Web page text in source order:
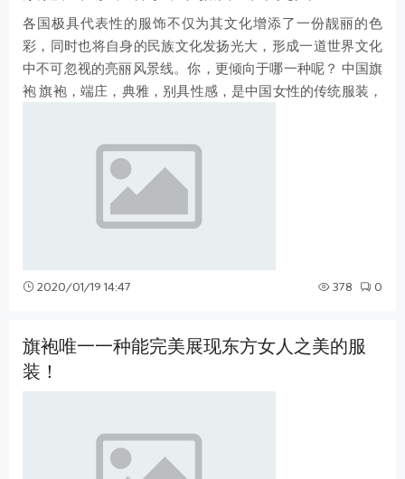
各国极具代表性的服饰不仅为其文化增添了一份靓丽的色
彩，同时也将自身的民族文化发扬光大，形成一道世界文化
中不可忽视的亮丽风景线。你，更倾向于哪一种呢？ 中国旗
袍 旗袍，端庄，典雅，别具性感，是中国女性的传统服装，
2020/01/19 14:47 378 0
旗袍唯一一种能完美展现东方女人之美的服
装！